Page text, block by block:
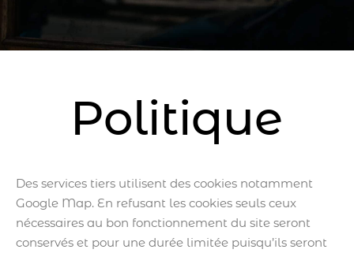
Politique
Des services tiers utilisent des cookies notamment
Google Map. En refusant les cookies seuls ceux
nécessaires au bon fonctionnement du site seront
conservés et pour une durée limitée puisqu’ils seront